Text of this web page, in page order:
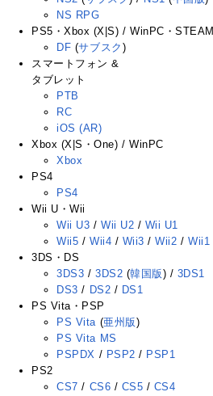
NS RPG
PS5・Xbox (X|S) / WinPC・STEAM
DF (サブスク )
スマートフォン &
タブレット
PTB
RC
iOS (AR)
Xbox (X|S・One) / WinPC
Xbox
PS4
PS4
Wii U・Wii
Wii U3 /Wii U2 / Wii U1
Wii5 /Wii4 / Wii3 /Wii2 / Wii1
3DS・DS
3DS3 /3DS2 (韓国版) / 3DS1
DS3 / DS2 / DS1
PS Vita・PSP
PS Vita (亜州版)
PS Vita MS
PSPDX / PSP2 / PSP1
PS2
CS7 / CS6 / CS5 / CS4